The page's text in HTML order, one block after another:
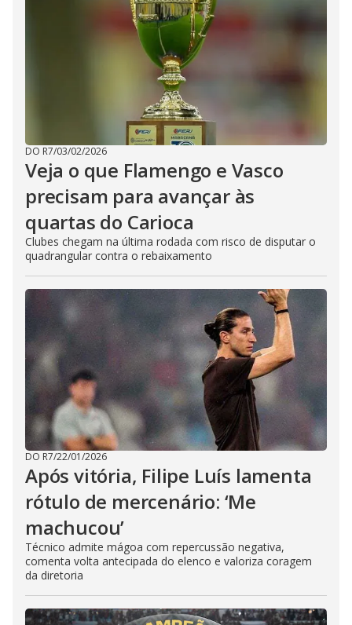
DO R7/03/02/2026
Veja o que Flamengo e Vasco
precisam para avançar às
quartas do Carioca
Clubes chegam na última rodada com risco de disputar o
quadrangular contra o rebaixamento
DO R7/22/01/2026
Após vitória, Filipe Luís lamenta
rótulo de mercenário: ‘Me
machucou’
Técnico admite mágoa com repercussão negativa,
comenta volta antecipada do elenco e valoriza coragem
da diretoria